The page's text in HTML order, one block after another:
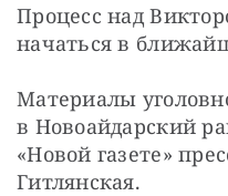
Процесс над
начаться в
Материалы
в Новоайдарский
«Новой газете»
Гитлянская.